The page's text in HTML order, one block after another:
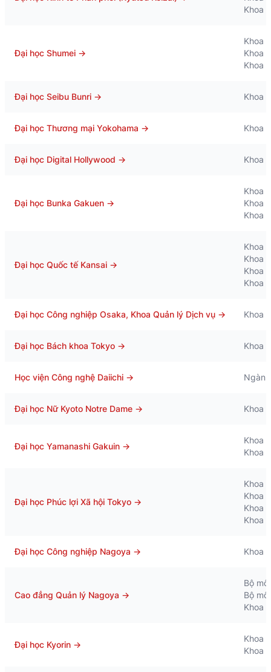
Khoa
Đại học Shumei →
Khoa
Khoa
Khoa
Đại học Seibu Bunri → Khoa
Đại học Thương mại Yokohama → Khoa
Đại học Digital Hollywood → Khoa
Đại học Bunka Gakuen →
Khoa
Khoa
Khoa
Đại học Quốc tế Kansai →
Khoa
Khoa
Khoa
Khoa
Đại học Công nghiệp Osaka, Khoa Quản lý Dịch vụ → Khoa
Đại học Bách khoa Tokyo → Khoa
Học viện Công nghệ Daiichi →
Đại học Nữ Kyoto Notre Dame → Khoa
Đại học Yamanashi Gakuin →
Khoa
Khoa
Đại học Phúc lợi Xã hội Tokyo →
Khoa
Khoa
Khoa
Khoa
Đại học Công nghiệp Nagoya → Khoa
Cao đẳng Quản lý Nagoya →
Bộ
Bộ
Khoa
Đại học Kyorin →
Khoa
Khoa